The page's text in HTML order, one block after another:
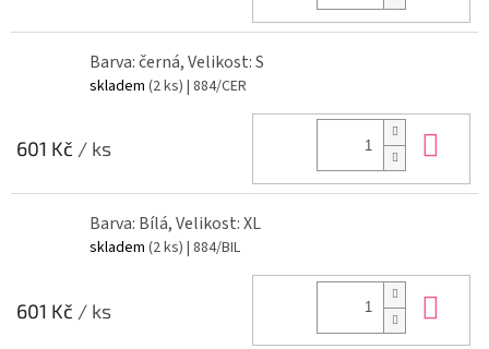
Barva: černá, Velikost: S
skladem (2 ks) | 884/CER
601 Kč / ks
Barva: Bílá, Velikost: XL
skladem (2 ks) | 884/BIL
601 Kč / ks